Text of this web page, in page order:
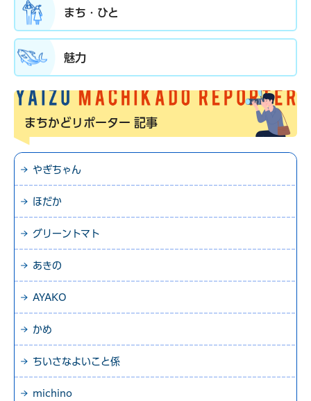
まち・ひと
魅力
まちかどリポーター 記事
やぎちゃん
ほだか
グリーントマト
あきの
AYAKO
かめ
ちいさなよいこと係
michino